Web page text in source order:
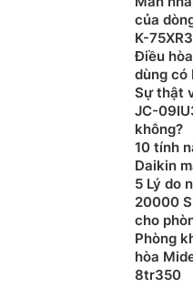
Bật chế độ Quiet trên
N18AKH-8 để giảm độ
độ quạt sẽ giảm xuống
tưởng khi bạn cần một
để nghỉ ngơi hoặc học
của
K-
Điều
dùng có
Sự thật
JC-
không?
10 tính
Daikin
5 Lý do
20000
cho
Phòng
hòa
8tr350